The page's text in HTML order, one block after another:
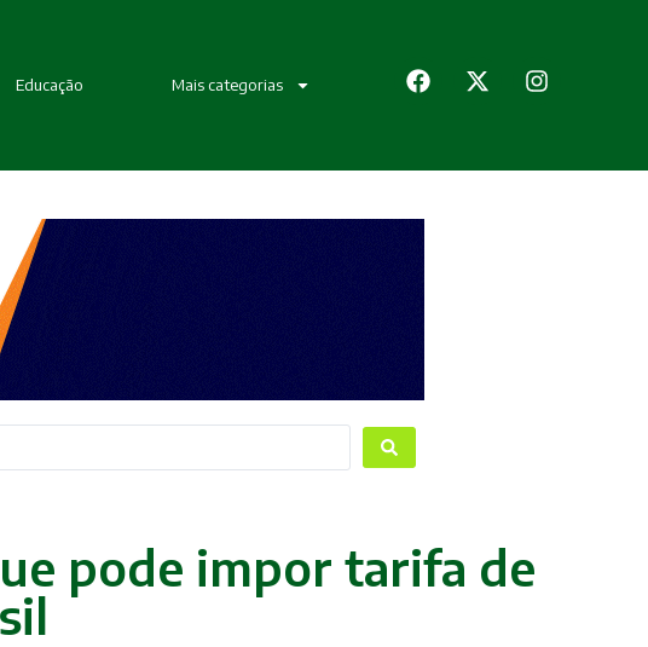
Educação Mais categorias
pode impor tarifa de